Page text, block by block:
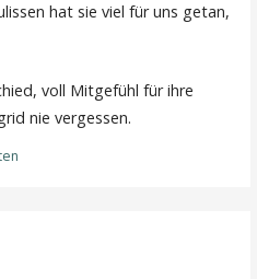
hat sie viel für uns getan,
voll Mitgefühl für ihre
nie vergessen.